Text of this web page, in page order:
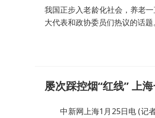
我国正步入老龄化社会，养老
大代表和政协委员们热议的话
屡次踩控烟“红线” 上
中新网上海1月25日电 (记者